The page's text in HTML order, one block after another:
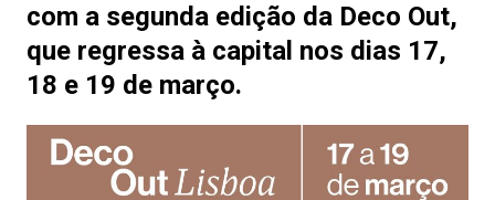
com a segunda edição da Deco Out,
que regressa à capital nos dias 17,
18 e 19 de março.